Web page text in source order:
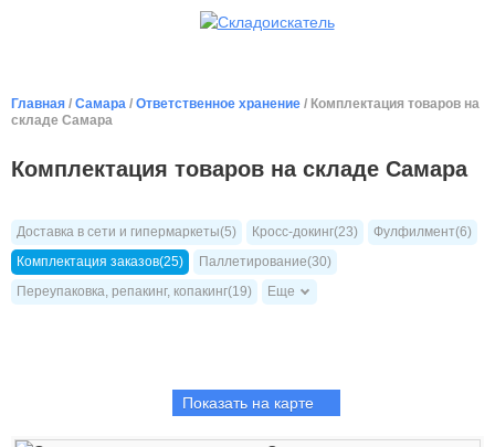
Главная / Самара / Ответственное хранение / Комплектация товаров на
складе Самара
Комплектация товаров на складе Самара
Доставка в сети и гипермаркеты(5) Кросс-докинг(23)
Фулфилмент(6)
Комплектация заказов(25)
Паллетирование(30)
Переупаковка, репакинг, копакинг(19)
Еще
Показать на карте